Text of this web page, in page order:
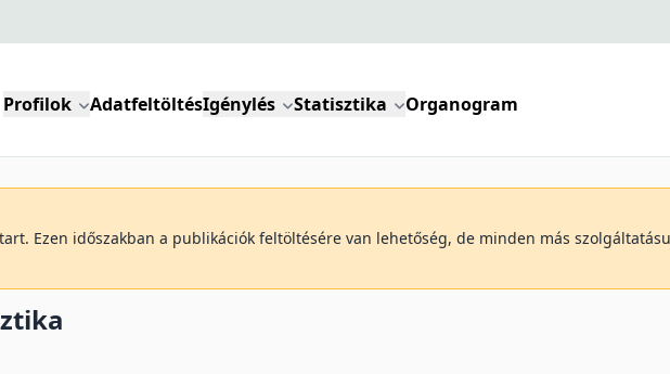
Profilok AdatfeltöltésIgénylés Statisztika Organogram
Ezen időszakban a publikációk feltöltésére van lehetőség, de minden más